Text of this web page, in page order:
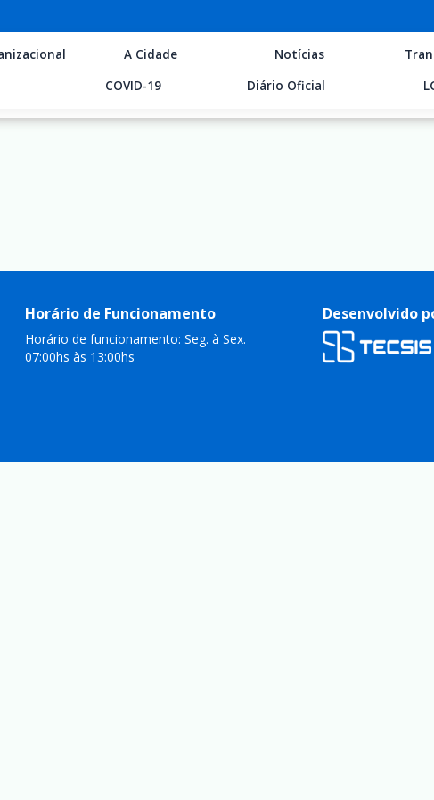
A Cidade Notícias
COVID-19 Diário Oficial
Horário de Funcionamento
Horário de funcionamento: Seg. à Sex.
07:00hs às 13:00hs
Desenvolvido